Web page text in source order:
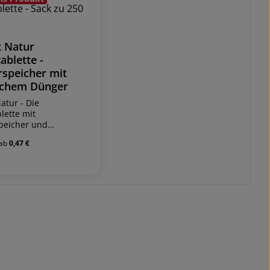
Natur
-
mit
Dünger
- Die
mit
und
of conformity -
0,47 €